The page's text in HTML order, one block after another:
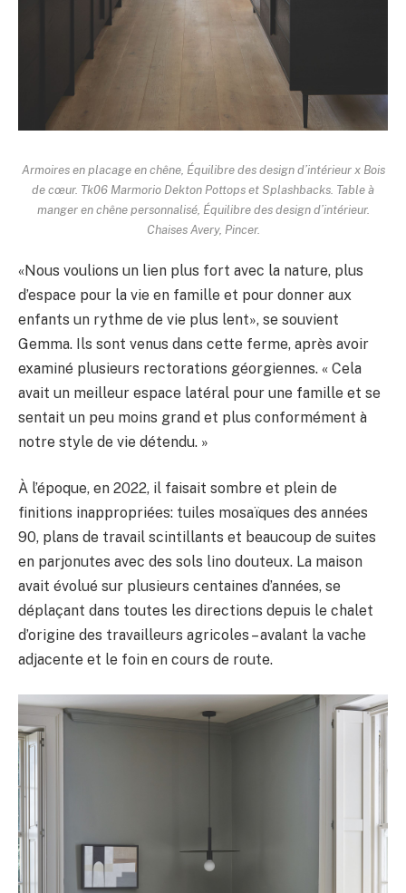
Armoires en placage en chêne, Équilibre des design d’intérieurx Bois
de cœur. Tk06 Marmorio Dekton Pottops et Splashbacks. Table à
manger en chêne personnalisé, Équilibre des design d’intérieur.
Chaises Avery, Pincer.
«Nous voulions un lien plus fort avec la nature, plus
d’espace pour la vie en famille et pour donner aux
enfants un rythme de vie plus lent», se souvient
Gemma. Ils sont venus dans cette ferme, après avoir
examiné plusieurs rectorations géorgiennes. « Cela
avait un meilleur espace latéral pour une famille et se
sentait un peu moins grand et plus conformément à
notre style de vie détendu. »
À l’époque, en 2022, il faisait sombre et plein de
finitions inappropriées: tuiles mosaïques des années
90, plans de travail scintillants et beaucoup de suites
en parjonutes avec des sols lino douteux. La maison
avait évolué sur plusieurs centaines d’années, se
déplaçant dans toutes les directions depuis le chalet
d’origine des travailleurs agricoles – avalant la vache
adjacente et le foin en cours de route.